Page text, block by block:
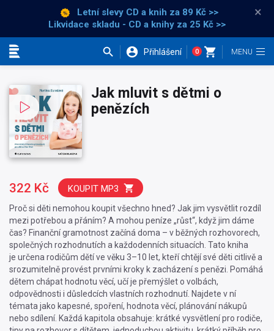
Letní slevy CD a knih za 89 Kč >>
Likvidace skladu - CD a knihy za 25 Kč >>
×
Přihlášení 0
Jak mluvit s dětmi o
penězích
Proč si děti nemohou koupit všechno hned? Jak jim vysvětlit rozdíl
mezi potřebou a přáním? A mohou peníze „růst“, když jim dáme
čas? Finanční gramotnost začíná doma – v běžných rozhovorech,
společných rozhodnutích a každodenních situacích. Tato kniha
je určena rodičům dětí ve věku 3–10 let, kteří chtějí své děti citlivě a
srozumitelně provést prvními kroky k zacházení s penězi. Pomáhá
dětem chápat hodnotu věcí, učí je přemýšlet o volbách,
odpovědnosti i důsledcích vlastních rozhodnutí. Najdete v ní
témata jako kapesné, spoření, hodnota věcí, plánování nákupů
nebo sdílení. Každá kapitola obsahuje: krátké vysvětlení pro rodiče,
322 Kč KOUPIT MP3